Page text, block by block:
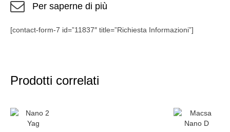
Per saperne di più
[contact-form-7 id=”11837″ title=”Richiesta Informazioni”]
Prodotti correlati